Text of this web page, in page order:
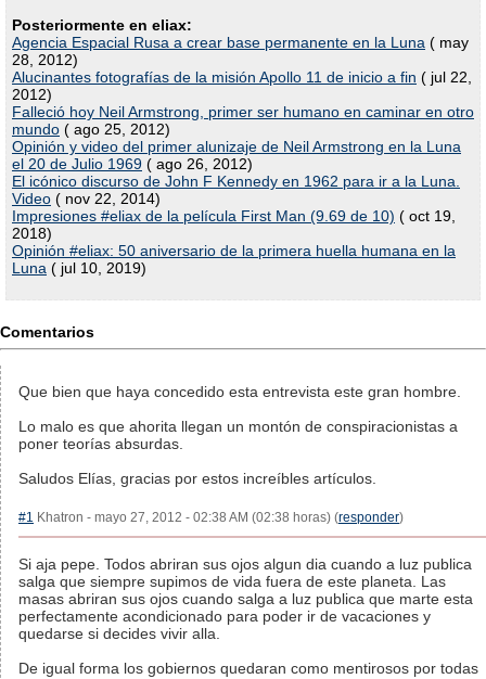
Posteriormente en eliax:
Agencia Espacial Rusa a crear base permanente en la Luna ( may
28, 2012)
Alucinantes fotografías de la misión Apollo 11 de inicio a fin ( jul 22,
2012)
Falleció hoy Neil Armstrong, primer ser humano en caminar en otro
mundo ( ago 25, 2012)
Opinión y video del primer alunizaje de Neil Armstrong en la Luna
el 20 de Julio 1969 ( ago 26, 2012)
El icónico discurso de John F Kennedy en 1962 para ir a la Luna.
Video ( nov 22, 2014)
Impresiones #eliax de la película First Man (9.69 de 10) ( oct 19,
2018)
Opinión #eliax: 50 aniversario de la primera huella humana en la
Luna ( jul 10, 2019)
Comentarios
Que bien que haya concedido esta entrevista este gran hombre.
Lo malo es que ahorita llegan un montón de conspiracionistas a
poner teorías absurdas.
Saludos Elías, gracias por estos increíbles artículos.
#1 Khatron - mayo 27, 2012 - 02:38 AM (02:38 horas) (responder)
Si aja pepe. Todos abriran sus ojos algun dia cuando a luz publica
salga que siempre supimos de vida fuera de este planeta. Las
masas abriran sus ojos cuando salga a luz publica que marte esta
perfectamente acondicionado para poder ir de vacaciones y
quedarse si decides vivir alla.
De igual forma los gobiernos quedaran como mentirosos por todas